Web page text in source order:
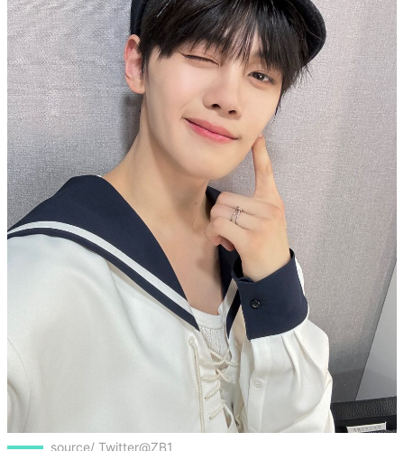
source/ Twitter@ZB1